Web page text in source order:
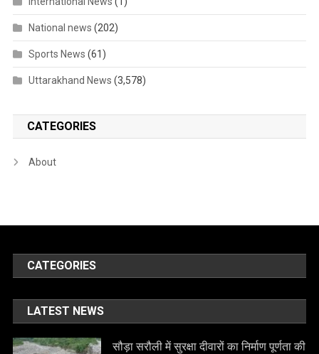
National news (202)
Sports News (61)
Uttarakhand News (3,578)
CATEGORIES
About
CATEGORIES
LATEST NEWS
सौड़ा सरौली में सुरक्षा दीवारों का निर्माण पूर्णता की